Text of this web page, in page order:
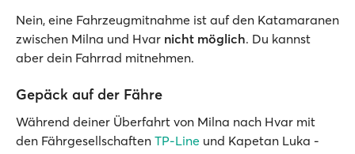
Nein, eine Fahrzeugmitnahme ist auf den Katamaranen
zwischen Milna und Hvar nicht möglich. Du kannst
aber dein Fahrrad mitnehmen.
Gepäck auf der Fähre
Während deiner Überfahrt von Milna nach Hvar mit
den Fährgesellschaften TP-Line und Kapetan Luka -